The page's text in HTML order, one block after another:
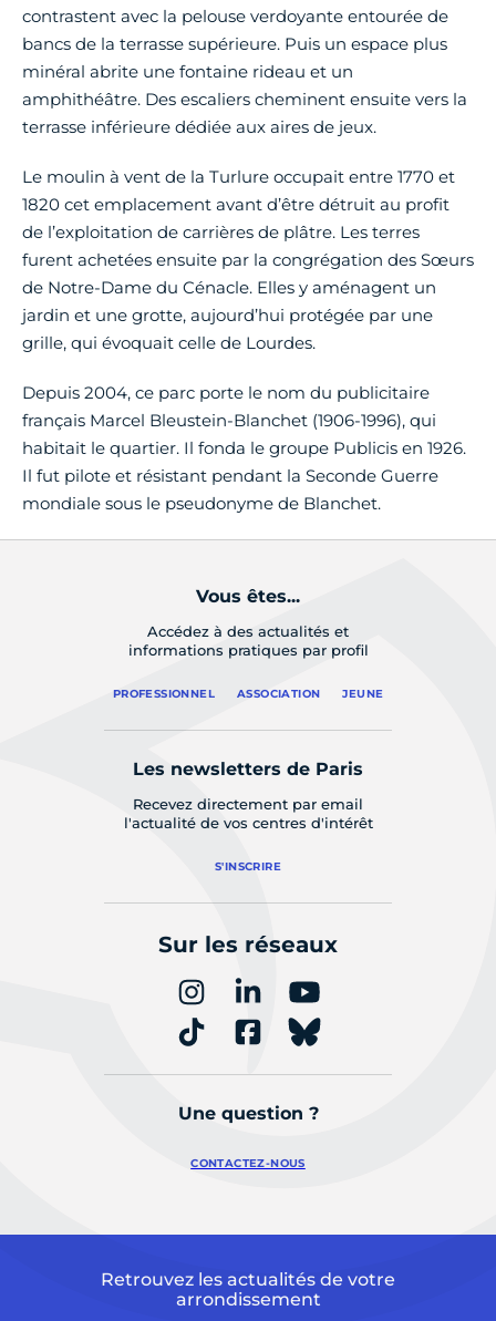
contrastent avec la pelouse verdoyante entourée de
bancs de la terrasse supérieure. Puis un espace plus
minéral abrite une fontaine rideau et un
amphithéâtre. Des escaliers cheminent ensuite vers la
terrasse inférieure dédiée aux aires de jeux.
Le moulin à vent de la Turlure occupait entre 1770 et
1820 cet emplacement avant d’être détruit au profit
de l’exploitation de carrières de plâtre. Les terres
furent achetées ensuite par la congrégation des Sœurs
de Notre-Dame du Cénacle. Elles y aménagent un
jardin et une grotte, aujourd’hui protégée par une
grille, qui évoquait celle de Lourdes.
Depuis 2004, ce parc porte le nom du publicitaire
français Marcel Bleustein-Blanchet (1906-1996), qui
habitait le quartier. Il fonda le groupe Publicis en 1926.
Il fut pilote et résistant pendant la Seconde Guerre
mondiale sous le pseudonyme de Blanchet.
Vous êtes...
Accédez à des actualités et
informations pratiques par profil
PROFESSIONNEL ASSOCIATION JEUNE
Les newsletters de Paris
Recevez directement par email
l'actualité de vos centres d'intérêt
S'INSCRIRE
Sur les réseaux
Une question ?
CONTACTEZ-NOUS
Retrouvez les actualités de votre
arrondissement